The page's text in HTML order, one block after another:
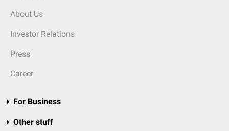
About Us
Investor Relations
Press
Career
For Business
Other stuff